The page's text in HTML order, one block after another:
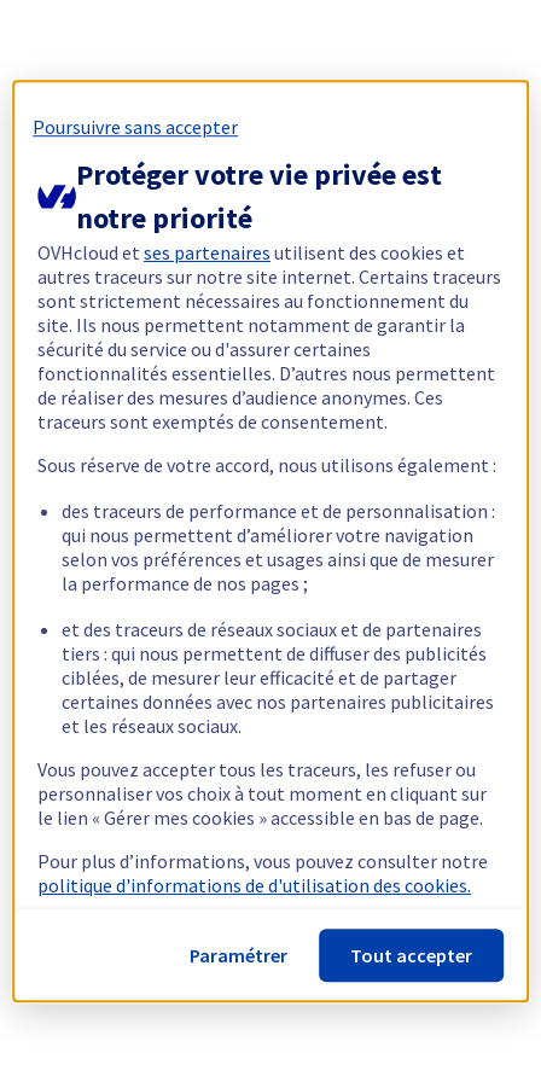
Poursuivre sans accepter
Protéger votre vie privée est
notre priorité
OVHcloud etses partenaires utilisent des cookies et
autres traceurs sur notre site internet. Certains traceurs
sont strictement nécessaires au fonctionnement du
site. Ils nous permettent notamment de garantir la
sécurité du service ou d'assurer certaines
fonctionnalités essentielles. D’autres nous permettent
de réaliser des mesures d’audience anonymes. Ces
traceurs sont exemptés de consentement.
Sous réserve de votre accord, nous utilisons également :
des traceurs de performance et de personnalisation :
qui nous permettent d’améliorer votre navigation
selon vos préférences et usages ainsi que de mesurer
la performance de nos pages ;
et des traceurs de réseaux sociaux et de partenaires
tiers : qui nous permettent de diffuser des publicités
ciblées, de mesurer leur efficacité et de partager
certaines données avec nos partenaires publicitaires
et les réseaux sociaux.
Vous pouvez accepter tous les traceurs, les refuser ou
personnaliser vos choix à tout moment en cliquant sur
le lien « Gérer mes cookies » accessible en bas de page.
Pour plus d’informations, vous pouvez consulter notre
politique d'informations de d'utilisation des cookies.
Paramétrer Tout accepter